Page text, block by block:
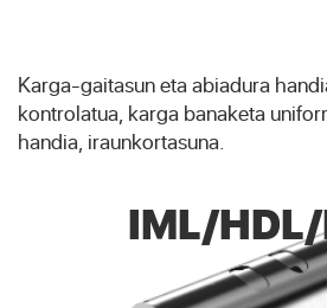
Karga-gaitasun eta abiadura
kontrolatua, karga banaketa
handia, iraunkortasuna.
IML/